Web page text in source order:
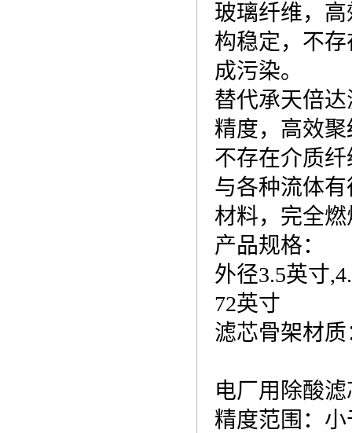
玻璃纤维，
构稳定，不
成污染。
替代承天倍达
精度，高效
不存在介质
与各种流体
材料，完全
产品规格：
外径3.5英寸
72英寸
滤芯骨架材
电厂用除酸滤
精度范围：小